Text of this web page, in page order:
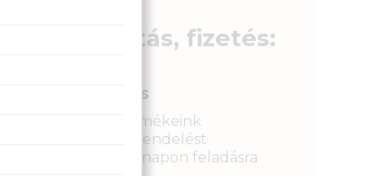
Szállítás, fizetés:
Gyors kiszállítás
Raktáron lévő termékeink
legkésőbb a megrendelést
követkető munkanapon feladásra